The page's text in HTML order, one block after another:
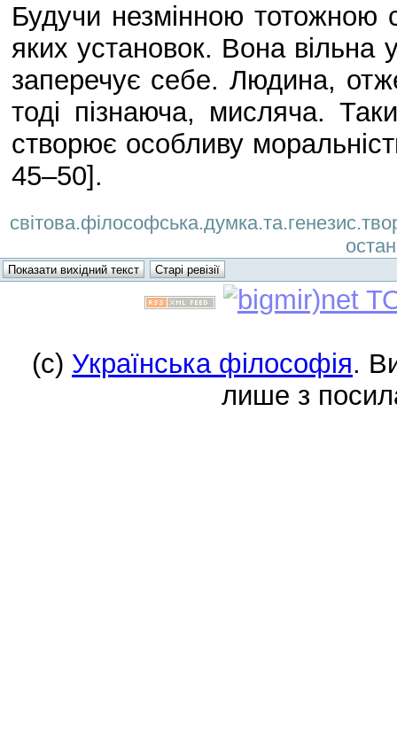
Будучи незмінною тотожною
яких установок. Вона вільна
заперечує себе. Людина,
тоді пізнаюча, мисляча.
створює особливу
45–50].
(c) Українська філософія.
лише з